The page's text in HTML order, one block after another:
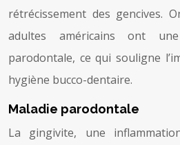
rétrécissement des gencives.
adultes américains ont
parodontale, ce qui souligne
hygiène bucco-dentaire.
Maladie parodontale
La gingivite, une